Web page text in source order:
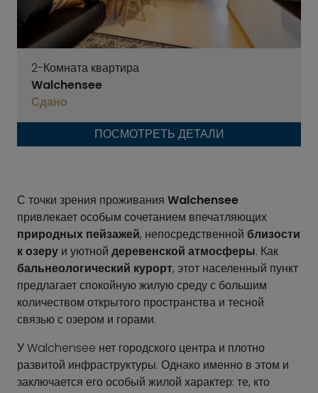
2-Комната квартира
Walchensee
Сдано
ПОСМОТРЕТЬ ДЕТАЛИ
С точки зрения проживания Walchensee
привлекает особым сочетанием впечатляющих
природных пейзажей, непосредственной близости
к озеру и уютной деревенской атмосферы. Как
бальнеологический курорт, этот населенный пункт
предлагает спокойную жилую среду с большим
количеством открытого пространства и тесной
связью с озером и горами.
У Walchensee нет городского центра и плотно
развитой инфраструктуры. Однако именно в этом и
заключается его особый жилой характер: те, кто